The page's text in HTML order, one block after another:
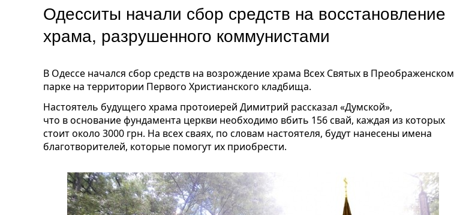
Одесситы начали сбор средств на восстановление
храма, разрушенного коммунистами
В Одессе начался сбор средств на возрождение храма Всех Святых в Преображенском
парке на территории Первого Христианского кладбища.
Настоятель будущего храма протоиерей Димитрий рассказал «Думской»,
что в основание фундамента церкви необходимо вбить 156 свай, каждая из которых
стоит около 3000 грн. На всех сваях, по словам настоятеля, будут нанесены имена
благотворителей, которые помогут их приобрести.